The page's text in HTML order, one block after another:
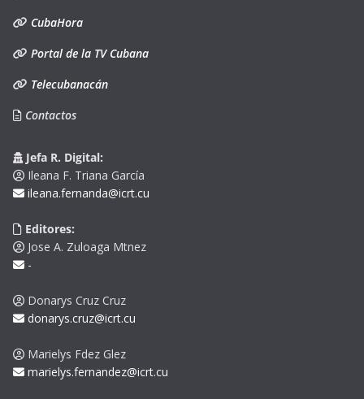
CubaHora
Portal de la TV Cubana
Telecubanacán
Contactos
Jefa R. Digital:
Ileana F. Triana García
ileana.fernanda@icrt.cu
Editores:
Jose A. Zuloaga Mtnez
-
Donarys Cruz Cruz
donarys.cruz@icrt.cu
Marielys Fdez Glez
marielys.fernandez@icrt.cu